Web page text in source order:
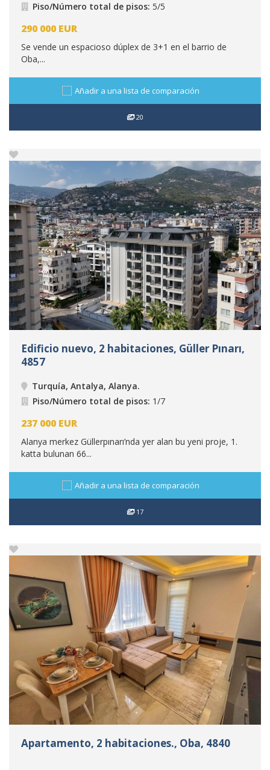
Piso/Número total de pisos: 5/5
290 000 EUR
Se vende un espacioso dúplex de 3+1 en el barrio de
Oba,...
Añadir a una lista de comparación
20
Edificio nuevo, 2 habitaciones, Güller Pınarı,
4857
Turquía, Antalya, Alanya.
Piso/Número total de pisos: 1/7
237 000 EUR
Alanya merkez Güllerpınarı’nda yer alan bu yeni proje, 1.
katta bulunan 66...
Añadir a una lista de comparación
17
Apartamento, 2 habitaciones., Oba, 4840